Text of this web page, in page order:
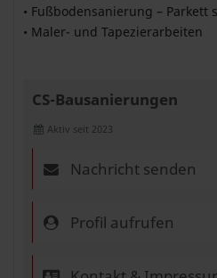
• Fußbodensanierung –
• Maler- und Tapezierarbeiten
CS-Bausanierungen
Aktiv seit 2023
Nachricht senden
Profil aufrufen